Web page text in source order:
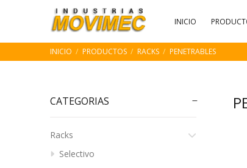
INICIO
INICIO PRODUCTOS RACKS PENETRABLES
CATEGORIAS
Racks
Selectivo